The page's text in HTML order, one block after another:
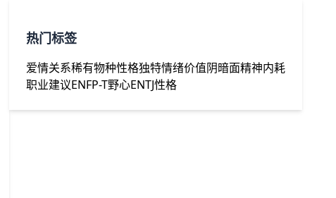
热门标签
爱情关系稀有物种性格独特情绪价值阴暗面精神内耗
职业建议ENFP-T野心ENTJ性格